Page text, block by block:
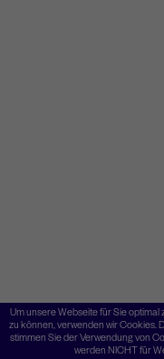
Um unsere Webseite für Sie
zu können, verwenden wir Cookies.
stimmen Sie der Verwendung von
werden NICHT für